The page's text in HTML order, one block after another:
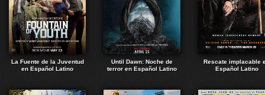
La Fuente de la Juventud
en Español Latino
Until Dawn: Noche de
terror en Español Latino
Rescate implacable
Español Latino